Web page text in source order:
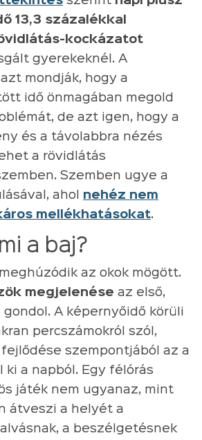
13,3 százalékkal
kockázatot
gyerekeknél. A
mondják, hogy a
idő önmagában megold
de azt igen, hogy a
és a távolabbra nézés
a rövidlátás
Szemben ugye a
ahol nehéz nem
mellékhatásokat.
a baj?
az okok mögött.
megjelenése az első,
A képernyőidő körüli
percszámokról szól,
szempontjából az a
ki a napból. Egy félórás
játék nem ugyanaz, mint
átveszi a helyét a
a beszélgetésnek